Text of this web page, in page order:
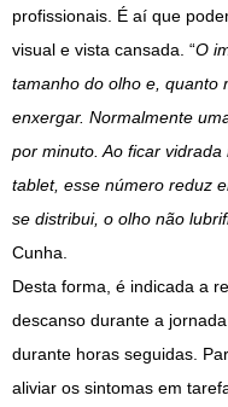
profissionais. É aí que
visual e vista cansada. “O
tamanho do olho e, quanto
enxergar. Normalmente
por minuto. Ao ficar
tablet, esse número reduz
se distribui, o olho não
Cunha.
Desta forma, é indicada a
descanso durante a
durante horas seguidas.
aliviar os sintomas em